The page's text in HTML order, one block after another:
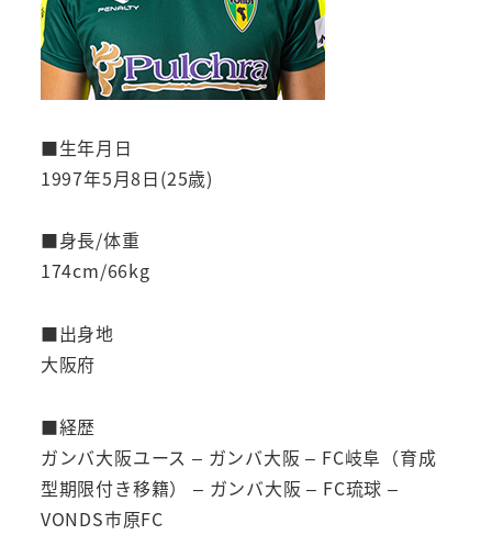
■生年月日
1997年5月8日(25歳)
■身長/体重
174cm/66kg
■出身地
大阪府
■経歴
ガンバ大阪ユース – ガンバ大阪 – FC岐阜（育成
型期限付き移籍） – ガンバ大阪 – FC琉球 –
VONDS市原FC